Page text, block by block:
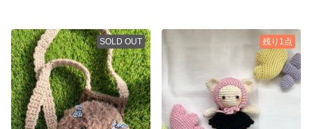
SOLD OUT 残り1点